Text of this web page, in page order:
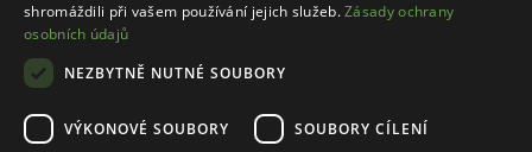
shromáždili při vašem používání jejich služeb.Zásady ochrany
osobních údajů
NEZBYTNĚ NUTNÉ SOUBORY
VÝKONOVÉ SOUBORY SOUBORY CÍLENÍ